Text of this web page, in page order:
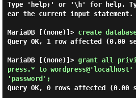
Type 'help;' or '\h' for help.
ear the current input statement.
MariaDB [(none)]> create
Query OK, 1 row affected (0.00
MariaDB [(none)]> grant all
press.* to
'password';
Query OK, 0 rows affected (0.00